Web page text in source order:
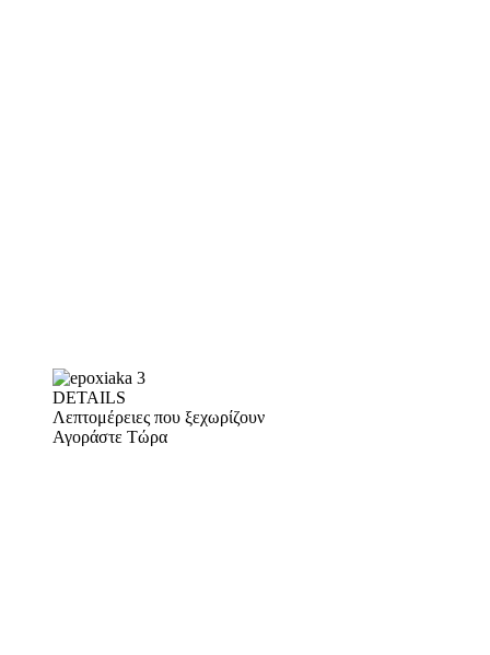
DETAILS
Λεπτομέρειες που ξεχωρίζουν
Αγοράστε Τώρα